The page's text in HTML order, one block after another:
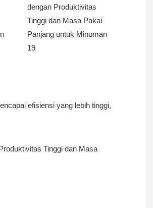
efisiensi yang lebih tinggi,